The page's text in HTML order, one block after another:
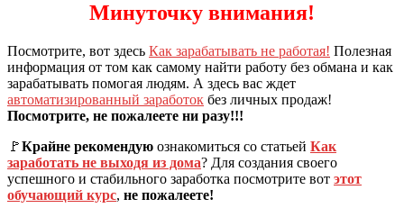
Минуточку внимания!
Посмотрите, вот здесь Как зарабатывать не работая! Полезная
информация от том как самому найти работу без обмана и как
зарабатывать помогая людям. А здесь вас ждет
автоматизированный заработок без личных продаж!
Посмотрите, не пожалеете ни разу!!!
🚩Крайне рекомендую ознакомиться со статьей Как
заработать не выходя из дома? Для создания своего
успешного и стабильного заработка посмотрите вот этот
обучающий курс, не пожалеете!